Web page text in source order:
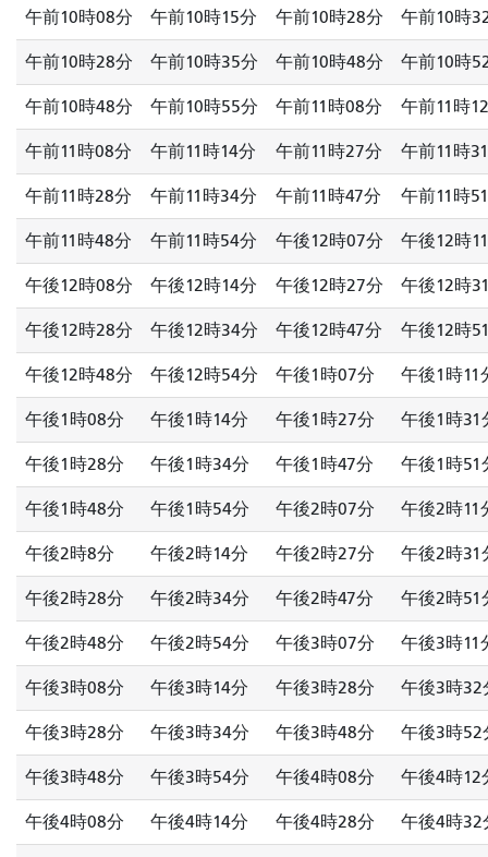
午前10時08分 午前10時15分 午前10時28分 午前10時
午前10時28分 午前10時35分 午前10時48分 午前10時
午前10時48分 午前10時55分 午前11時08分 午前11時
午前11時08分 午前11時14分 午前11時27分 午前11時
午前11時28分 午前11時34分 午前11時47分 午前11時
午前11時48分 午前11時54分 午後12時07分 午後12時
午後12時08分 午後12時14分 午後12時27分 午後12時
午後12時28分 午後12時34分 午後12時47分 午後12時
午後12時48分 午後12時54分 午後1時07分 午後1時11
午後1時08分 午後1時14分 午後1時27分 午後1時31
午後1時28分 午後1時34分 午後1時47分 午後1時51
午後1時48分 午後1時54分 午後2時07分 午後2時11
午後2時8分 午後2時14分 午後2時27分 午後2時31
午後2時28分 午後2時34分 午後2時47分 午後2時51
午後2時48分 午後2時54分 午後3時07分 午後3時11
午後3時08分 午後3時14分 午後3時28分 午後3時32
午後3時28分 午後3時34分 午後3時48分 午後3時52
午後3時48分 午後3時54分 午後4時08分 午後4時12
午後4時08分 午後4時14分 午後4時28分 午後4時32